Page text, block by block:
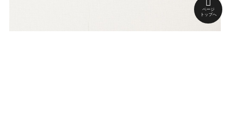
ページ
トップへ